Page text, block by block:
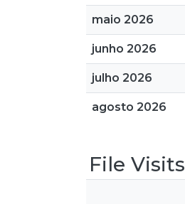
maio 2026
junho 2026
julho 2026
agosto 2026
File Visits